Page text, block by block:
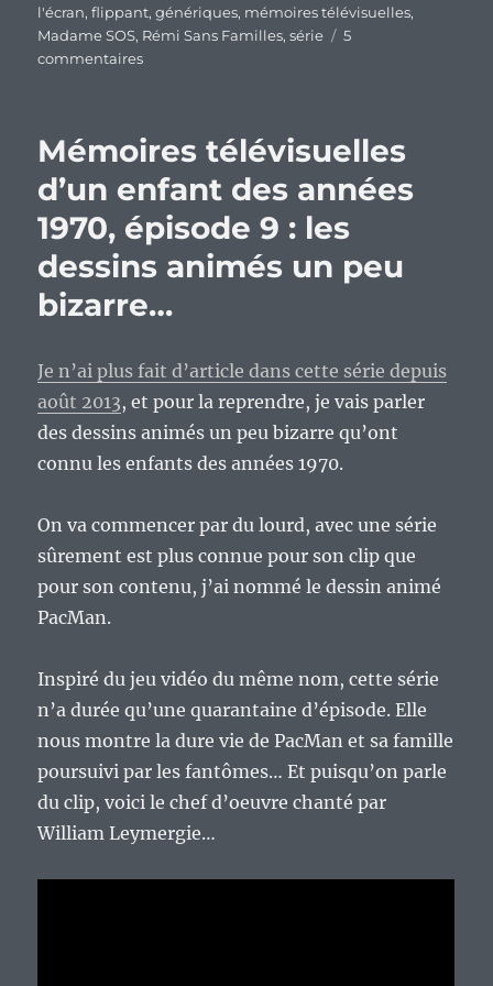
l'écran,flippant,génériques, mémoires télévisuelles,
Madame SOS, Rémi Sans Familles,série
5
commentairessur
enfant
des
années
1970,
épisode
15
les
ou
flippant
de
d’émissions
de
animés.
Mémoires télévisuelles
d’un enfant des années
1970, épisode 9 : les
dessins animés un peu
bizarre…
Je n’ai plus fait d’article dans cette série depuis
août 2013, et pour la reprendre, je vais parler
des dessins animés un peu bizarre qu’ont
connu les enfants des années 1970.
On va commencer par du lourd, avec une série
sûrement est plus connue pour son clip que
pour son contenu, j’ai nommé le dessin animé
PacMan.
Inspiré du jeu vidéo du même nom, cette série
n’a durée qu’une quarantaine d’épisode. Elle
nous montre la dure vie de PacMan et sa famille
poursuivi par les fantômes… Et puisqu’on parle
du clip, voici le chef d’oeuvre chanté par
William Leymergie…